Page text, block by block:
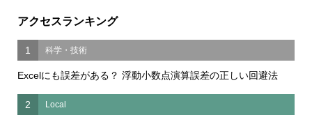
アクセスランキング
1 科学・技術
Excelにも誤差がある？ 浮動小数点演算誤差の正しい回避法
2 Local